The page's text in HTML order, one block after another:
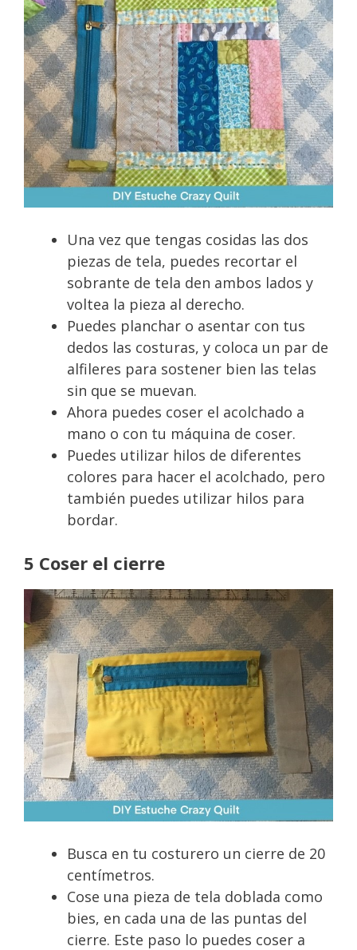
Una vez que tengas cosidas las dos
piezas de tela, puedes recortar el
sobrante de tela den ambos lados y
voltea la pieza al derecho.
Puedes planchar o asentar con tus
dedos las costuras, y coloca un par de
alfileres para sostener bien las telas
sin que se muevan.
Ahora puedes coser el acolchado a
mano o con tu máquina de coser.
Puedes utilizar hilos de diferentes
colores para hacer el acolchado, pero
también puedes utilizar hilos para
bordar.
5 Coser el cierre
Busca en tu costurero un cierre de 20
centímetros.
Cose una pieza de tela doblada como
bies, en cada una de las puntas del
cierre. Este paso lo puedes coser a